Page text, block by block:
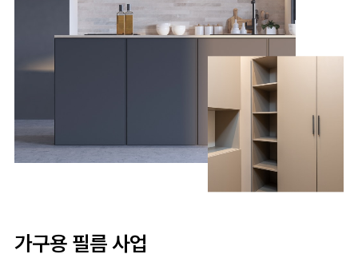
가구용 필름 사업